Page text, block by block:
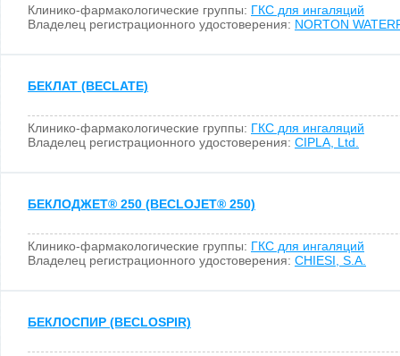
Клинико-фармакологические группы: ГКС для ингаляций
Владелец регистрационного удостоверения: NORTON
БЕКЛАТ (BECLATE)
Клинико-фармакологические группы: ГКС для ингаляций
Владелец регистрационного удостоверения: CIPLA, Ltd.
БЕКЛОДЖЕТ® 250 (BECLOJET® 250)
Клинико-фармакологические группы: ГКС для ингаляций
Владелец регистрационного удостоверения: CHIESI, S.A.
БЕКЛОСПИР (BECLOSPIR)